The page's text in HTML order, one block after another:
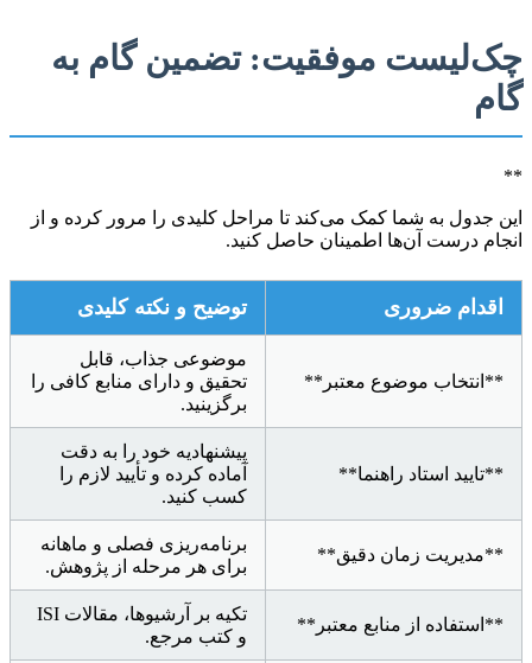
چک‌لیست موفقیت: تضمین گام به
گام
**
این جدول به شما کمک می‌کند تا مراحل کلیدی را مرور کرده و از
انجام درست آن‌ها اطمینان حاصل کنید.
اقدام ضروری توضیح و نکته کلیدی
**انتخاب موضوع معتبر**
موضوعی جذاب، قابل
تحقیق و دارای منابع کافی را
برگزینید.
**تایید استاد راهنما**
پیشنهادیه خود را به دقت
آماده کرده و تأیید لازم را
کسب کنید.
**مدیریت زمان دقیق**
برنامه‌ریزی فصلی و ماهانه
برای هر مرحله از پژوهش.
**استفاده از منابع معتبر**
تکیه بر آرشیوها، مقالات ISI
و کتب مرجع.